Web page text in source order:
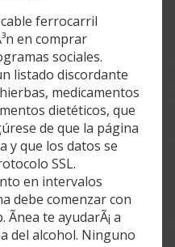
ferrocarril
en comprar
sociales.
listado discordante
medicamentos
dietéticos, que
de que la página
y que los datos se
SSL.
en intervalos
debe comenzar con
te ayudarÃ¡ a
del alcohol. Ninguno